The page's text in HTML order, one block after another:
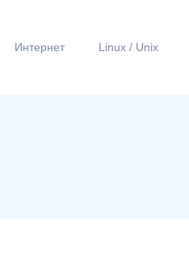
Интернет Linux / Unix